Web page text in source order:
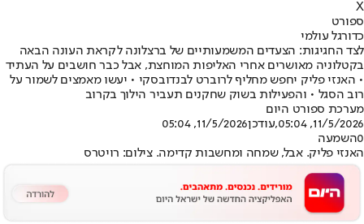
X
ספורט
כדורגל עולמי
לצד החגיגות: הצעדים המשמעותיים של ברצלונה לקראת העונה הבאה
בקטלוניה מאושרים אחרי האליפות המוחצת, אבל כבר חושבים על העתיד
• האנזי פליק יחפש מחליף לרוברט לבנדובסקי • יעשו מאמצים לשמור על
רוב הסגל • והפעילות בשוק שחקנים תעביר הילוך בקרוב
מערכת ספורט היום
11/5/2026, 05:04
,עודכן11/5/2026, 05:04
0השמעה
האנזי פליק. אבל, שמחה ומחשבות קדימה. צילום: רויטרס